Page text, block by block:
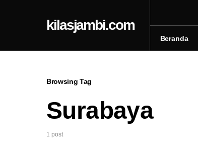
kilasjambi.com
Beranda
Browsing Tag
Surabaya
1 post